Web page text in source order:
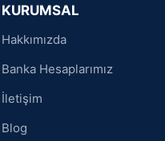
KURUMSAL
Hakkımızda
Banka Hesaplarımız
İletişim
Blog